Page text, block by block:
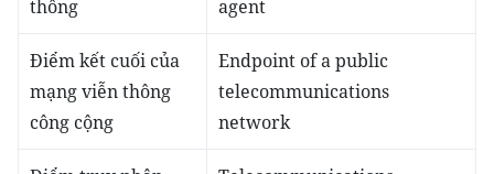
thông
agent
Điểm kết cuối của
mạng viễn thông
công cộng
Endpoint of a public
telecommunications
network